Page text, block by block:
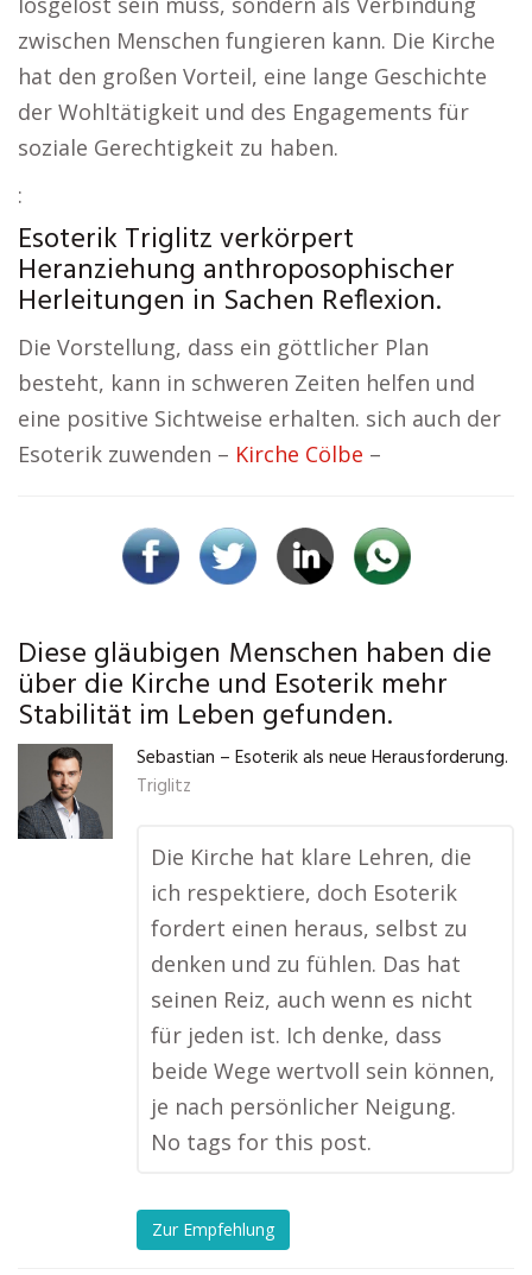
zwischen Menschen fungieren kann. Die Kirche
hat den großen Vorteil, eine lange Geschichte
der Wohltätigkeit und des Engagements für
soziale Gerechtigkeit zu haben.
:
Esoterik Triglitz verkörpert
Heranziehung anthroposophischer
Herleitungen in Sachen Reflexion.
Die Vorstellung, dass ein göttlicher Plan
besteht, kann in schweren Zeiten helfen und
eine positive Sichtweise erhalten. sich auch der
Esoterik zuwenden – Kirche Cölbe –
Diese gläubigen Menschen haben die
über die Kirche und Esoterik mehr
Stabilität im Leben gefunden.
Sebastian – Esoterik als neue Herausforderung.
Triglitz
Die Kirche hat klare Lehren, die
ich respektiere, doch Esoterik
fordert einen heraus, selbst zu
denken und zu fühlen. Das hat
seinen Reiz, auch wenn es nicht
für jeden ist. Ich denke, dass
beide Wege wertvoll sein können,
je nach persönlicher Neigung.
No tags for this post.
Zur Empfehlung